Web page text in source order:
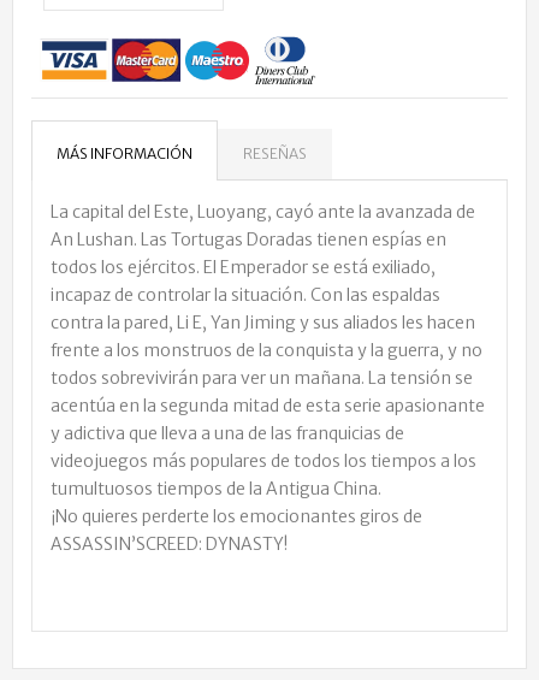
MÁS INFORMACIÓN RESEÑAS
La capital del Este, Luoyang, cayó ante la avanzada de
An Lushan. Las Tortugas Doradas tienen espías en
todos los ejércitos. El Emperador se está exiliado,
incapaz de controlar la situación. Con las espaldas
contra la pared, Li E, Yan Jiming y sus aliados les hacen
frente a los monstruos de la conquista y la guerra, y no
todos sobrevivirán para ver un mañana. La tensión se
acentúa en la segunda mitad de esta serie apasionante
y adictiva que lleva a una de las franquicias de
videojuegos más populares de todos los tiempos a los
tumultuosos tiempos de la Antigua China.
¡No quieres perderte los emocionantes giros de
ASSASSIN’SCREED: DYNASTY!